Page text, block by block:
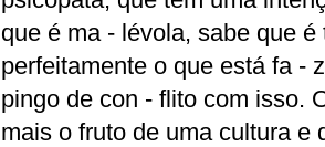
que é ma - lévola, sabe que
perfeitamente o que está fa -
pingo de con - flito com isso.
mais o fruto de uma cultura e